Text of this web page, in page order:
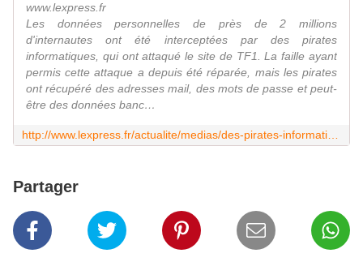
www.lexpress.fr
Les données personnelles de près de 2 millions
d'internautes ont été interceptées par des pirates
informatiques, qui ont attaqué le site de TF1. La faille ayant
permis cette attaque a depuis été réparée, mais les pirates
ont récupéré des adresses mail, des mots de passe et peut-
être des données banc…
Partager